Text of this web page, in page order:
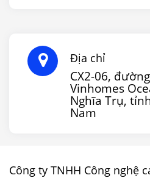
Địa chỉ
CX2-06,
Vinhomes
Nghĩa Trụ,
Nam
Công ty TNHH Công nghệ